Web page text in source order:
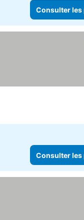
Consulter les
Consulter les